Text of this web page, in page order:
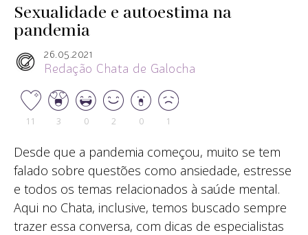
Sexualidade e autoestima na
pandemia
26.05.2021
Redação Chata de Galocha
11 3 0 2 0 1
Desde que a pandemia começou, muito se tem
falado sobre questões como ansiedade, estresse
e todos os temas relacionados à saúde mental.
Aqui no Chata, inclusive, temos buscado sempre
trazer essa conversa, com dicas de especialistas